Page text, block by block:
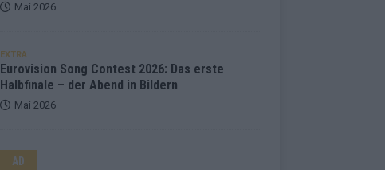
Mai 2026
EXTRA
Eurovision Song Contest 2026: Das erste
Halbfinale – der Abend in Bildern
Mai 2026
AD